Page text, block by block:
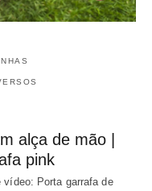
alça de mão |
pink
Porta garrafa de